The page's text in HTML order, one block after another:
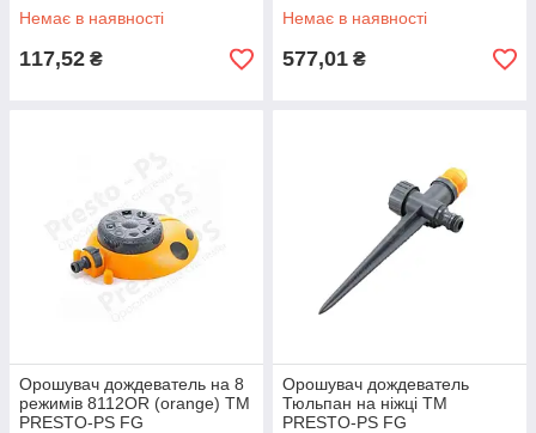
Немає в наявності
117,52 ₴
Немає в наявності
577,01 ₴
Орошувач дождеватель на 8
режимів 8112OR (orange) ТМ
PRESTO-PS FG
Орошувач дождеватель
Тюльпан на ніжці ТМ
PRESTO-PS FG